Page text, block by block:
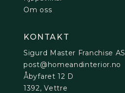
Om oss
KONTAKT
Sigurd Master Franchise AS
post@homeandinterior.no
Åbyfaret 12 D
1392, Vettre